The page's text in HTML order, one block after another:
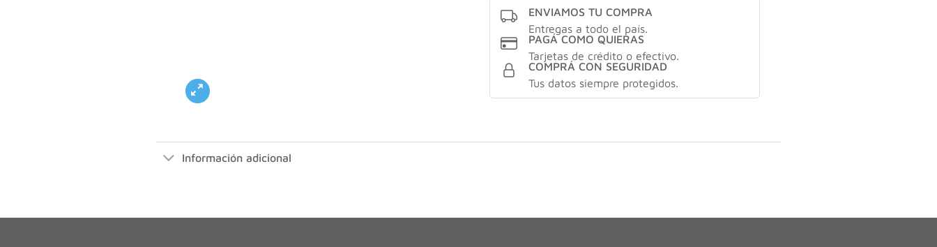
ENVIAMOS TU COMPRA
Entregas a todo el país.
PAGÁ COMO QUIERAS
Tarjetas de crédito o efectivo.
COMPRÁ CON SEGURIDAD
Tus datos siempre protegidos.
Información adicional